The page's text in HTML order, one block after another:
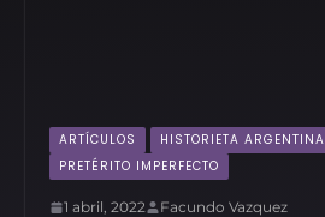
ARTÍCULOS
HISTORIETA ARGENTINA
PRETÉRITO IMPERFECTO
1 abril, 2022 Facundo Vazquez